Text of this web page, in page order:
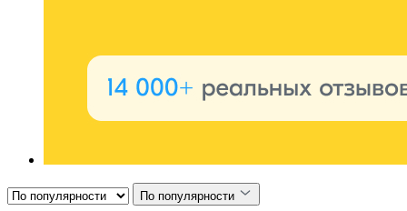
По популярности